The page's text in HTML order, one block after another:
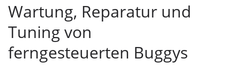
Wartung, Reparatur und
Tuning von
ferngesteuerten Buggys